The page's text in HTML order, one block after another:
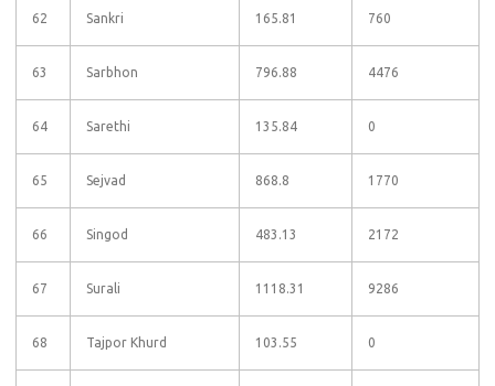
62 Sankri 165.81 760
63 Sarbhon 796.88 4476
64 Sarethi 135.84 0
65 Sejvad 868.8 1770
66 Singod 483.13 2172
67 Surali 1118.31 9286
68 Tajpor Khurd 103.55 0